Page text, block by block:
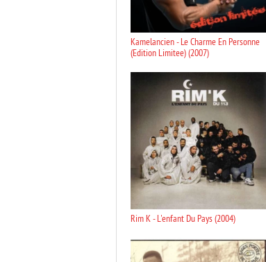
Kamelancien - Le Charme En Personne
(Edition Limitee) (2007)
Rim K - L'enfant Du Pays (2004)